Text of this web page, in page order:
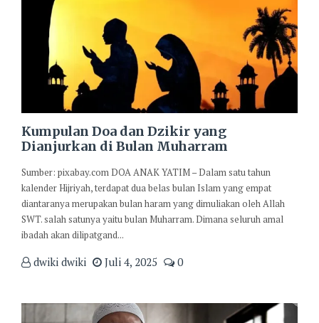
Kumpulan Doa dan Dzikir yang
Dianjurkan di Bulan Muharram
Sumber: pixabay.com DOA ANAK YATIM – Dalam satu tahun
kalender Hijriyah, terdapat dua belas bulan Islam yang empat
diantaranya merupakan bulan haram yang dimuliakan oleh Allah
SWT. salah satunya yaitu bulan Muharram. Dimana seluruh amal
ibadah akan dilipatgand...
dwiki dwiki Juli 4, 2025 0